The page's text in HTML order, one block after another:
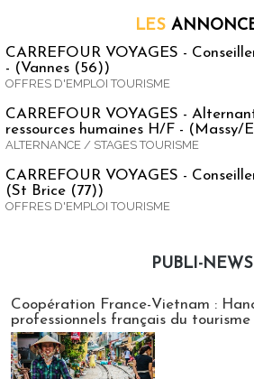
LES
CARREFOUR VOYAGES -
- (Vannes (56))
OFFRES D'EMPLOI TOURISME
CARREFOUR VOYAGES -
ressources humaines H/F - (Massy/
ALTERNANCE / STAGES TOURISME
CARREFOUR VOYAGES -
(St Brice (77))
OFFRES D'EMPLOI TOURISME
PUBLI-NEWS
Coopération France-Vietnam :
professionnels français du tourisme